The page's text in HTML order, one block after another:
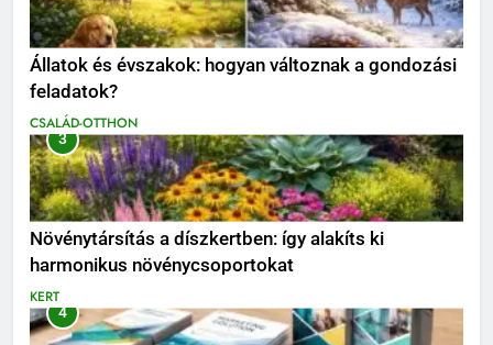
Állatok és évszakok: hogyan változnak a gondozási
feladatok?
CSALÁD-OTTHON
3
Növénytársítás a díszkertben: így alakíts ki
harmonikus növénycsoportokat
KERT
4